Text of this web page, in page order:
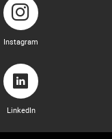
Instagram
LinkedIn